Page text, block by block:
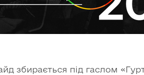
збирається під гаслом